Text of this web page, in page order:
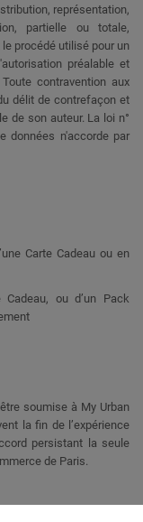
représentation,
partielle ou totale,
procédé utilisé pour un
préalable et
contravention aux
délit de contrefaçon et
de son auteur. La loi n°
données n'accorde par
Carte Cadeau ou en
ou d’un Pack
soumise à My Urban
la fin de l’expérience
persistant la seule
de Paris.